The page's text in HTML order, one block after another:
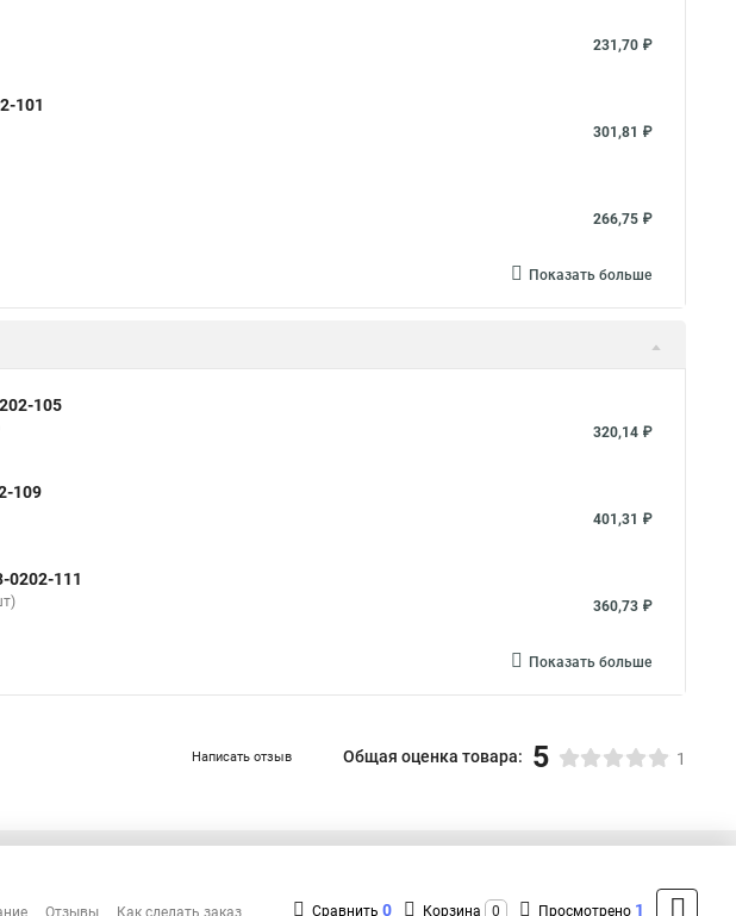
231,70 ₽
101
301,81 ₽
266,75 ₽
Показать больше
105
320,14 ₽
109
401,31 ₽
0202-111
360,73 ₽
Показать больше
Написать отзыв Общая оценка товара: 5 1
+7 (495) 432-09-09
Отзывы Как сделать заказ Сравнить 0 Корзина 0 Просмотрено 1